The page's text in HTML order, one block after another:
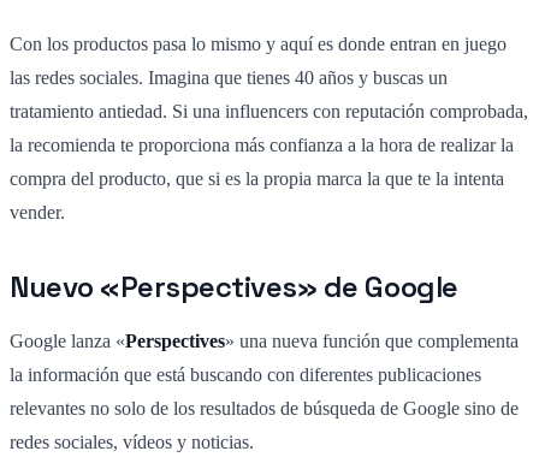
Con los productos pasa lo mismo y aquí es donde entran en juego
las redes sociales. Imagina que tienes 40 años y buscas un
tratamiento antiedad. Si una influencers con reputación comprobada,
la recomienda te proporciona más confianza a la hora de realizar la
compra del producto, que si es la propia marca la que te la intenta
vender.
Nuevo «Perspectives» de Google
Google lanza «Perspectives» una nueva función que complementa
la información que está buscando con diferentes publicaciones
relevantes no solo de los resultados de búsqueda de Google sino de
redes sociales, vídeos y noticias.